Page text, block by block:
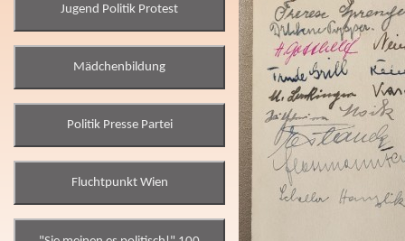
Jugend Politik Protest
Mädchenbildung
Politik Presse Partei
Fluchtpunkt Wien